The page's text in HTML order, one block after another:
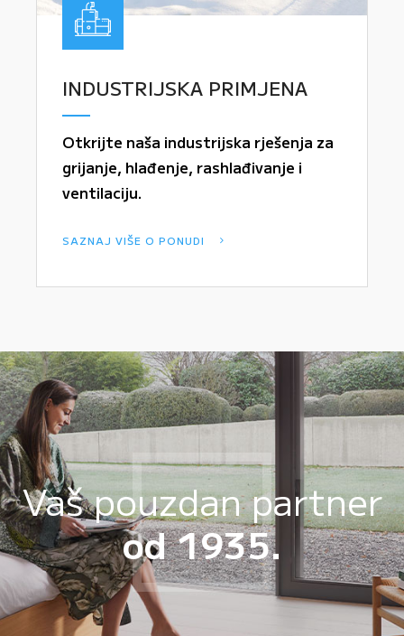
INDUSTRIJSKA PRIMJENA
Otkrijte naša industrijska rješenja za
grijanje, hlađenje, rashlađivanje i
ventilaciju.
SAZNAJ VIŠE O PONUDI
Vaš pouzdan partner
od 1935.